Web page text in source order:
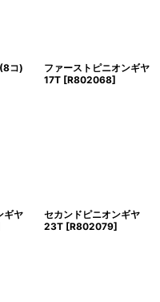
コ)
ファーストピニオンギヤ
17T [R802068]
ギヤ
セカンドピニオンギヤ
23T [R802079]